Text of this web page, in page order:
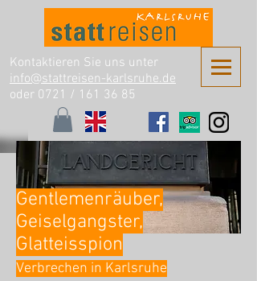
Kontaktieren Sie uns unter
info@stattreisen-karlsruhe.de
oder 0721 / 161 36 85
Gentlemenräuber,
Geiselgangster,
Glatteisspion
Verbrechen in Karlsruhe